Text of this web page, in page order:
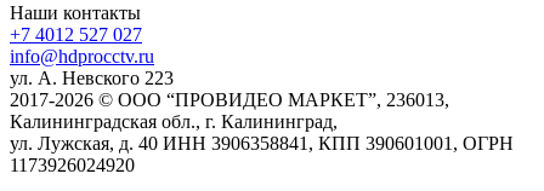
Наши контакты
+7 4012 527 027
info@hdprocctv.ru
ул. А. Невского 223
2017-2026 © ООО “ПРОВИДЕО МАРКЕТ”, 236013,
Калининградская обл., г. Калининград,
ул. Лужская, д. 40 ИНН 3906358841, КПП 390601001, ОГРН
1173926024920